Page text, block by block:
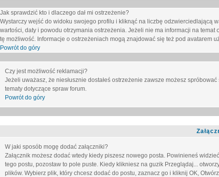
Jak sprawdzić kto i dlaczego dał mi ostrzeżenie?
Wystarczy wejść do widoku swojego profilu i kliknąć na liczbę odzwierciedlającą
wartości, daty i powodu otrzymania ostrzeżenia. Jeżeli nie ma informacji na temat
tę możliwość. Informacje o ostrzeżeniach mogą znajdować się też pod avatarem
Powrót do góry
Czy jest możliwość reklamacji?
Jeżeli uważasz, że niesłusznie dostałeś ostrzeżenie zawsze możesz
tematy dotyczące spraw forum.
Powrót do góry
W jaki sposób mogę dodać załączniki?
Załącznik możesz dodać wtedy kiedy piszesz nowego posta. Powinieneś
tego postu, pozostaw to pole puste. Kiedy klikniesz na guzik Przeglądaj...
plików. Wybierz plik, który chcesz dodać do postu, zaznacz go i kliknij OK,